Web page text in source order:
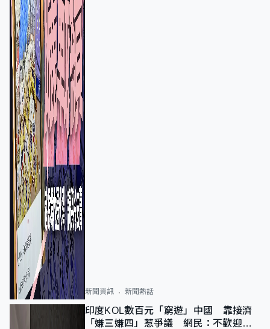
新聞資訊 新聞熱話
印度KOL數百元「窮遊」中國 靠接濟
「嫌三嫌四」惹爭議 網民：不歡迎劣